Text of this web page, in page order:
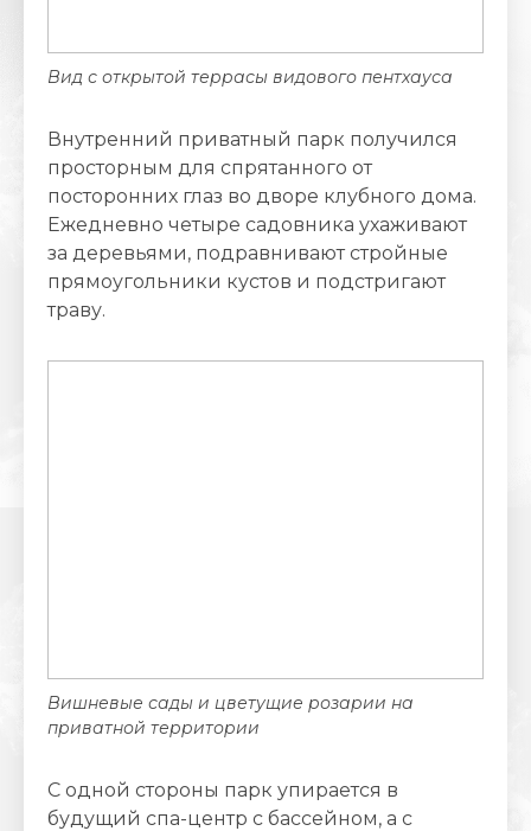
Вид с открытой террасы видового пентхауса
Внутренний приватный парк получился
просторным для спрятанного от
посторонних глаз во дворе клубного дома.
Ежедневно четыре садовника ухаживают
за деревьями, подравнивают стройные
прямоугольники кустов и подстригают
траву.
Вишневые сады и цветущие розарии на
приватной территории
С одной стороны парк упирается в
будущий спа-центр с бассейном, а с